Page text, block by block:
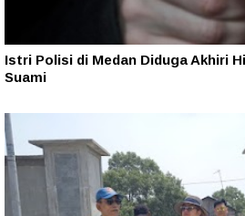
Istri Polisi di Medan Diduga Akhiri
Suami